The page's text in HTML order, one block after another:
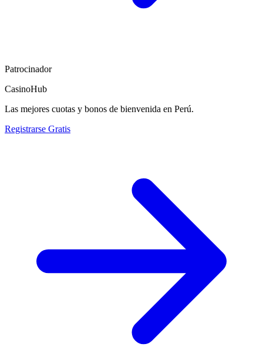
Patrocinador
CasinoHub
Las mejores cuotas y bonos de bienvenida en Perú.
Registrarse Gratis